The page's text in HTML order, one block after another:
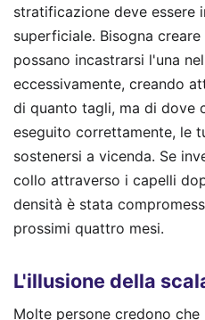
stratificazione deve essere
superficiale. Bisogna
possano incastrarsi l'una
eccessivamente, creando
di quanto tagli, ma di dove
eseguito correttamente, le
sostenersi a vicenda. Se
collo attraverso i capelli
densità è stata
prossimi quattro mesi.
L'illusione della
Molte persone credono